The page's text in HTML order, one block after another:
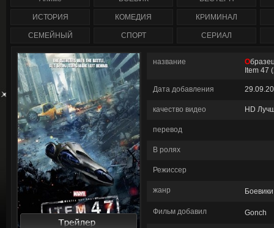
название
Образец 47 / Marvel One-Shot:
Item 47
Дата добавления
качество видео HD
перевод
В ролях
Режиссер
жанр Боевики
Фильм добавил Gonch
ИСТОРИЯ КОМЕДИЯ КРИМИНАЛ
СЕМЕЙНЫЙ СПОРТ СЕРИАЛ
сериал смотреть онлайн